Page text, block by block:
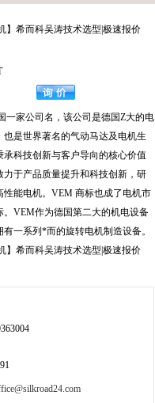
】希而科吴涛技术选型|极速报价
一家公司名，该公司是德国Z大的电
也是世界著名的气动马达及电机生
承科技创新与客户导向的核心价值
力于产品质量提升和科技创新，研
性能电机。VEM 商标也成了电机市
。VEM作为德国第二大的机电设备
有一系列*而的旋转电机制造设备。
】希而科吴涛技术选型|极速报价